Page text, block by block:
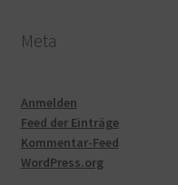
Meta
Anmelden
Feed der Einträge
Kommentar-Feed
WordPress.org